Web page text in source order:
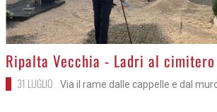
>
Ripalta Vecchia - Ladri al cimitero
31 LUGLIO Via il rame dalle cappelle e dal